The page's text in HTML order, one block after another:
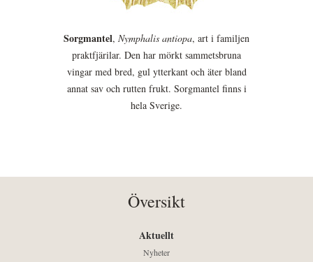
Sorgmantel, Nymphalis antiopa, art i familjen
praktfjärilar. Den har mörkt sammetsbruna
vingar med bred, gul ytterkant och äter bland
annat sav och rutten frukt. Sorgmantel finns i
hela Sverige.
Översikt
Aktuellt
Nyheter